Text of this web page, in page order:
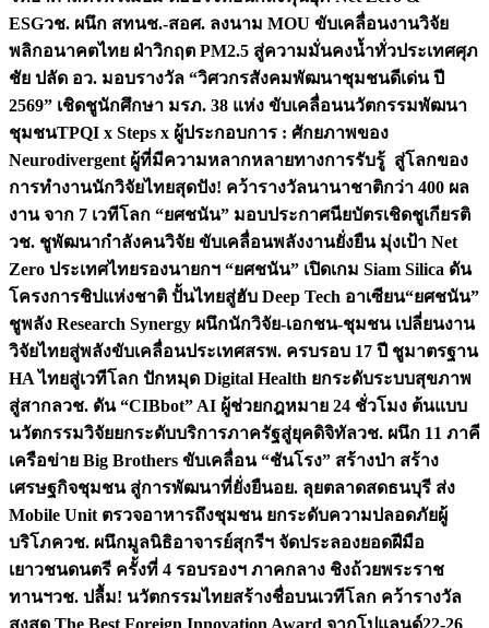
ESGวช. ผนึก สทนช.-สอศ. ลงนาม MOU ขับเคลื่อนงานวิจัย
พลิกอนาคตไทย ฝ่าวิกฤต PM2.5 สู่ความมั่นคงน้ำทั่วประเทศศุภ
ชัย ปลัด อว. มอบรางวัล “วิศวกรสังคมพัฒนาชุมชนดีเด่น ปี
2569” เชิดชูนักศึกษา มรภ. 38 แห่ง ขับเคลื่อนนวัตกรรมพัฒนา
ชุมชนTPQI x Steps x ผู้ประกอบการ : ศักยภาพของ
Neurodivergent ผู้ที่มีความหลากหลายทางการรับรู้ สู่โลกของ
การทำงานนักวิจัยไทยสุดปัง! คว้ารางวัลนานาชาติกว่า 400 ผล
งาน จาก 7 เวทีโลก “ยศชนัน” มอบประกาศนียบัตรเชิดชูเกียรติ
วช. ชูพัฒนากำลังคนวิจัย ขับเคลื่อนพลังงานยั่งยืน มุ่งเป้า Net
Zero ประเทศไทยรองนายกฯ “ยศชนัน” เปิดเกม Siam Silica ดัน
โครงการชิปแห่งชาติ ปั้นไทยสู่ฮับ Deep Tech อาเซียน“ยศชนัน”
ชูพลัง Research Synergy ผนึกนักวิจัย-เอกชน-ชุมชน เปลี่ยนงาน
วิจัยไทยสู่พลังขับเคลื่อนประเทศสรพ. ครบรอบ 17 ปี ชูมาตรฐาน
HA ไทยสู่เวทีโลก ปักหมุด Digital Health ยกระดับระบบสุขภาพ
สู่สากลวช. ดัน “CIBbot” AI ผู้ช่วยกฎหมาย 24 ชั่วโมง ต้นแบบ
นวัตกรรมวิจัยยกระดับบริการภาครัฐสู่ยุคดิจิทัลวช. ผนึก 11 ภาคี
เครือข่าย Big Brothers ขับเคลื่อน “ชันโรง” สร้างป่า สร้าง
เศรษฐกิจชุมชน สู่การพัฒนาที่ยั่งยืนอย. ลุยตลาดสดธนบุรี ส่ง
Mobile Unit ตรวจอาหารถึงชุมชน ยกระดับความปลอดภัยผู้
บริโภควช. ผนึกมูลนิธิอาจารย์สุกรีฯ จัดประลองยอดฝีมือ
เยาวชนดนตรี ครั้งที่ 4 รอบรองฯ ภาคกลาง ชิงถ้วยพระราช
ทานฯวช. ปลื้ม! นวัตกรรมไทยสร้างชื่อบนเวทีโลก คว้ารางวัล